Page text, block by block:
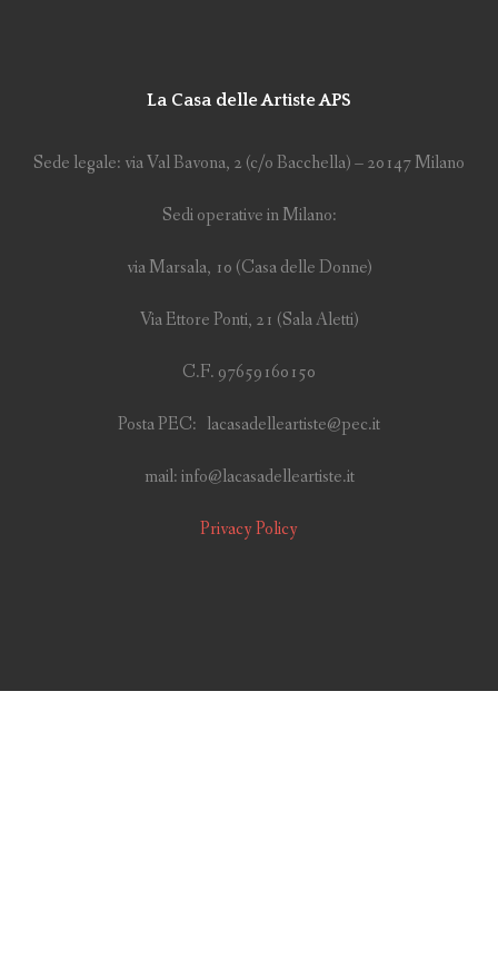
La Casa delle Artiste APS
Sede legale: via Val Bavona, 2 (c/o Bacchella) – 20147 Milano
Sedi operative in Milano:
via Marsala, 10 (Casa delle Donne)
Via Ettore Ponti, 21 (Sala Aletti)
C.F. 97659160150
Posta PEC: lacasadelleartiste@pec.it
mail: info@lacasadelleartiste.it
Privacy Policy